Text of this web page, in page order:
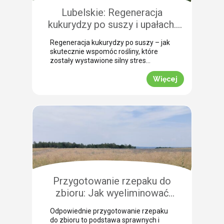
Lubelskie: Regeneracja
kukurydzy po suszy i upałach.
Zobacz rekomendacje z pola!
Regeneracja kukurydzy po suszy – jak
skutecznie wspomóc rośliny, które
zostały wystawione silny stres
termiczny? Jak informuje nasz ekspert
Leszek Konior, kluczem jest szybka
reakcja i wykorzystanie momentu, gdy
przeprowadzona w powiecie
Odpowiednio dobrana strategia
pozwala roślinom odbudować kondycję
fizjologiczną. Pozwijane […]
Więcej
Przygotowanie rzepaku do
zbioru: Jak wyeliminować
chwasty i obniżyć koszty żniw?
Odpowiednie przygotowanie rzepaku
do zbioru to podstawa sprawnych i